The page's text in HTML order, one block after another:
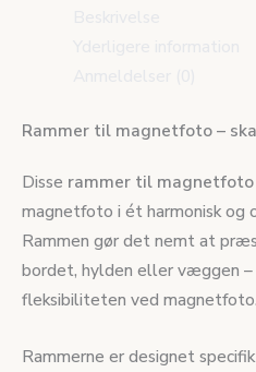
Rammer til magnetfoto –
Disse rammer til magnetfoto
magnetfoto i ét harmonisk og
Rammen gør det nemt at
bordet, hylden eller væggen –
fleksibiliteten ved magnetfoto.
Rammerne er designet